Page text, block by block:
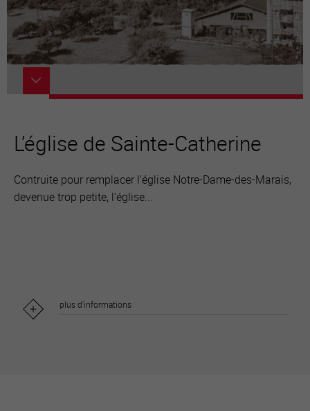
L’église de Sainte-Catherine
Contruite pour remplacer l’église Notre-Dame-des-Marais,
devenue trop petite, l’église...
plus d'informations